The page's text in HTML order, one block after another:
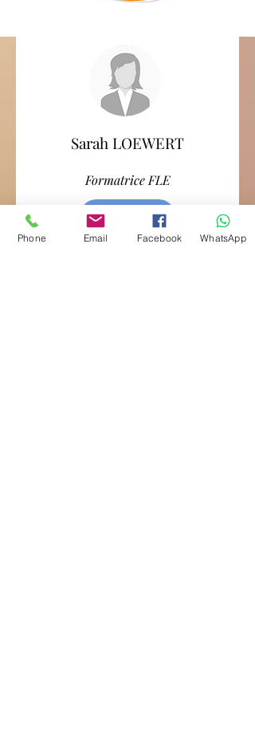
Sarah LOEWERT
Formatrice FLE
Phone Email Facebook WhatsApp